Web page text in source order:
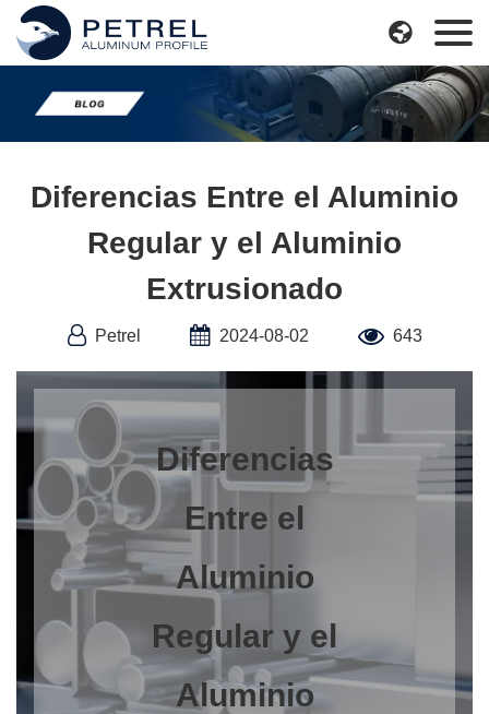
Skip
content

Diferencias Entre el Aluminio
Regular y el Aluminio
Extrusionado
Petrel 2024-08-02 643
Diferencias
Entre el
Aluminio
Regular y el
Aluminio